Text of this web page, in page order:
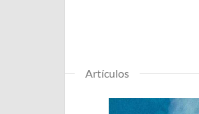
Artículos